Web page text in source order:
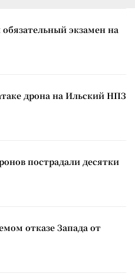
экзамен на
дрона на Ильский НПЗ
пострадали десятки
отказе Запада от